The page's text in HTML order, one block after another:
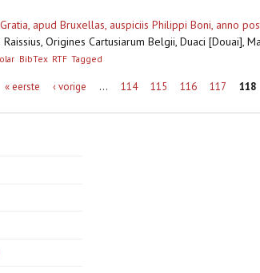
apud Bruxellas, auspiciis Philippi Boni, anno
Raissius, Origines Cartusiarum Belgii, Duaci [Douai],
BibTex RTF Tagged
« eerste ‹ vorige … 114 115 116 117 118